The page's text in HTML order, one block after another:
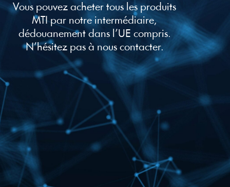
Vous pouvez acheter tous les produits
MTI par notre intermédiaire,
dédouanement dans l’UE compris.
N’hésitez pas à nous contacter.